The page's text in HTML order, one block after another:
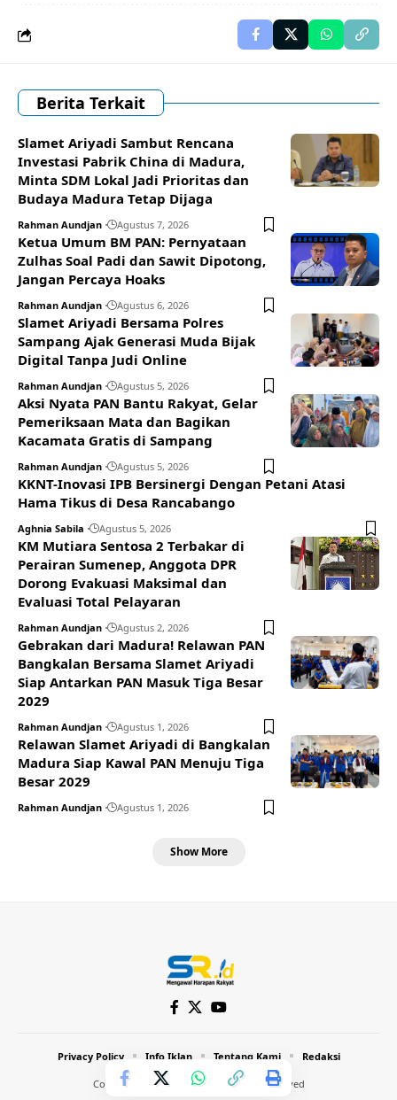
Berita Terkait
Slamet Ariyadi Sambut Rencana
Investasi Pabrik China di Madura,
Minta SDM Lokal Jadi Prioritas dan
Budaya Madura Tetap Dijaga
Rahman Aundjan Agustus 7, 2026
Ketua Umum BM PAN: Pernyataan
Zulhas Soal Padi dan Sawit Dipotong,
Jangan Percaya Hoaks
Rahman Aundjan Agustus 6, 2026
Slamet Ariyadi Bersama Polres
Sampang Ajak Generasi Muda Bijak
Digital Tanpa Judi Online
Rahman Aundjan Agustus 5, 2026
Aksi Nyata PAN Bantu Rakyat, Gelar
Pemeriksaan Mata dan Bagikan
Kacamata Gratis di Sampang
Rahman Aundjan Agustus 5, 2026
KKNT-Inovasi IPB Bersinergi Dengan Petani Atasi
Hama Tikus di Desa Rancabango
Aghnia Sabila Agustus 5, 2026
KM Mutiara Sentosa 2 Terbakar di
Perairan Sumenep, Anggota DPR
Dorong Evakuasi Maksimal dan
Evaluasi Total Pelayaran
Rahman Aundjan Agustus 2, 2026
Gebrakan dari Madura! Relawan PAN
Bangkalan Bersama Slamet Ariyadi
Siap Antarkan PAN Masuk Tiga Besar
2029
Rahman Aundjan Agustus 1, 2026
Relawan Slamet Ariyadi di Bangkalan
Madura Siap Kawal PAN Menuju Tiga
Besar 2029
Rahman Aundjan Agustus 1, 2026
Show More
Copyright © 2024 Inthost. All Rights Reserved
Privacy Policy Info Iklan Tentang Kami Redaksi